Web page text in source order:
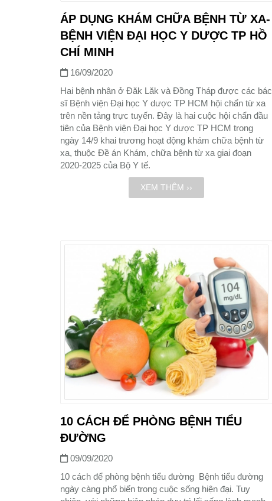
ÁP DỤNG KHÁM CHỮA BỆNH TỪ XA-
BỆNH VIỆN ĐẠI HỌC Y DƯỢC TP HỒ
CHÍ MINH
16/09/2020
Hai bệnh nhân ở Đăk Lăk và Đồng Tháp được các bác
sĩ Bệnh viện Đại học Y dược TP HCM hội chẩn từ xa
trên nền tảng trực tuyến. Đây là hai cuộc hội chẩn đầu
tiên của Bệnh viện Đại học Y dược TP HCM trong
ngày 14/9 khai trương hoạt động khám chữa bệnh từ
xa, thuộc Đề án Khám, chữa bệnh từ xa giai đoạn
2020-2025 của Bộ Y tế.
XEM THÊM ››
10 CÁCH ĐỂ PHÒNG BỆNH TIỂU
ĐƯỜNG
09/09/2020
10 cách để phòng bệnh tiểu đường Bệnh tiểu đường
ngày càng phổ biến trong cuộc sống hiện đại. Tuy